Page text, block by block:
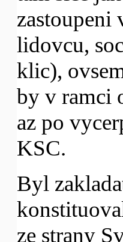
zastoupeni
lidovcu,
klic),
by v ramci
az po
KSC.
Byl
ze strany